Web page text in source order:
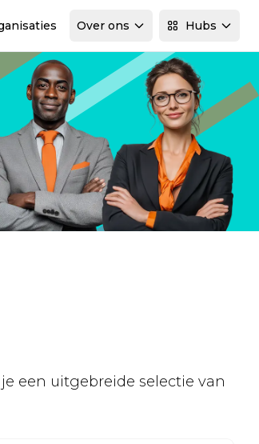
Over ons Hubs
een uitgebreide selectie van